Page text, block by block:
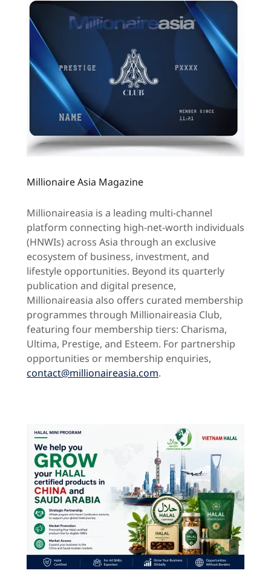
Millionaire Asia Magazine
Millionaireasia is a leading multi-channel
platform connecting high-net-worth individuals
(HNWIs) across Asia through an exclusive
ecosystem of business, investment, and
lifestyle opportunities. Beyond its quarterly
publication and digital presence,
Millionaireasia also offers curated membership
programmes through Millionaireasia Club,
featuring four membership tiers: Charisma,
Ultima, Prestige, and Esteem. For partnership
opportunities or membership enquiries,
contact@millionaireasia.com.